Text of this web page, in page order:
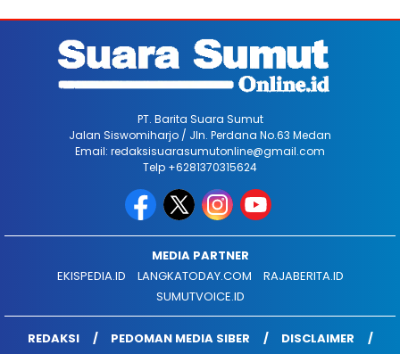
PT. Barita Suara Sumut
Jalan Siswomiharjo / Jln. Perdana No.63 Medan
Email: redaksisuarasumutonline@gmail.com
Telp +6281370315624
MEDIA PARTNER
EKISPEDIA.ID
LANGKATODAY.COM
RAJABERITA.ID
SUMUTVOICE.ID
REDAKSI PEDOMAN MEDIA SIBER DISCLAIMER